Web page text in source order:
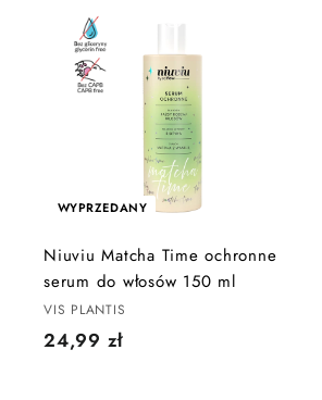
WYPRZEDANY
Niuviu Matcha Time ochronne
serum do włosów 150 ml
VIS PLANTIS
24,99 zł2